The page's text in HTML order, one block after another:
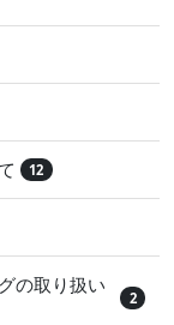
12
の取り扱い
2